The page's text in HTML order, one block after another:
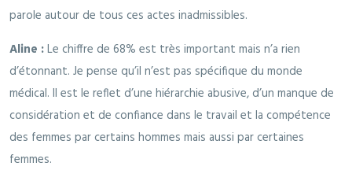
parole autour de tous ces actes inadmissibles.
Aline :Le chiffre de 68% est très important mais n’a rien
d’étonnant. Je pense qu’il n’est pas spécifique du monde
médical. Il est le reflet d’une hiérarchie abusive, d’un manque de
considération et de confiance dans le travail et la compétence
des femmes par certains hommes mais aussi par certaines
femmes.